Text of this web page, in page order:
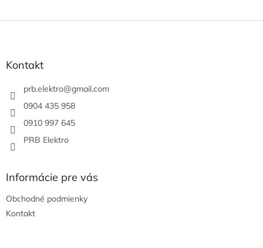
Kontakt
prb.elektro@gmail.com
0904 435 958
0910 997 645
PRB Elektro
Informácie pre vás
Obchodné podmienky
Kontakt